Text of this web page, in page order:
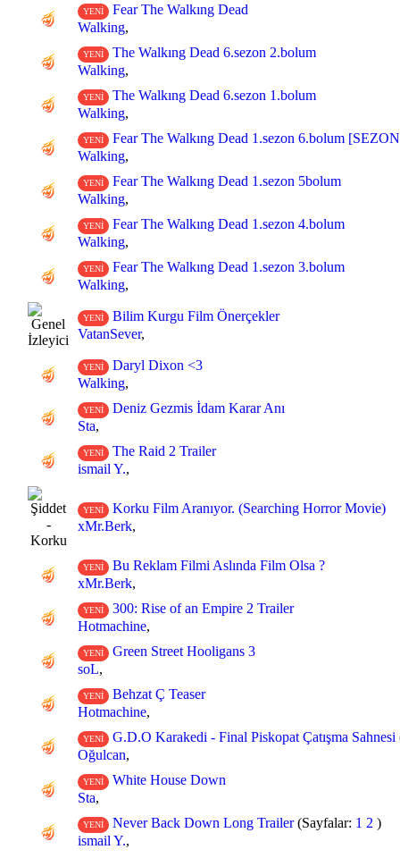
YENİ
Fear The Walkıng Dead
Walking,
YENİ
The Walkıng Dead 6.sezon 2.bolum
Walking,
YENİ
The Walkıng Dead 6.sezon 1.bolum
Walking,
YENİ
Fear The Walkıng Dead 1.sezon 6.bolum
Walking,
YENİ
Fear The Walkıng Dead 1.sezon 5bolum
Walking,
YENİ
Fear The Walkıng Dead 1.sezon 4.bolum
Walking,
YENİ
Fear The Walkıng Dead 1.sezon 3.bolum
Walking,
YENİ
Bilim Kurgu Film Önerçekler
VatanSever,
YENİ
Daryl Dixon <3
Walking,
YENİ
Deniz Gezmis İdam Karar Anı
Sta,
YENİ
The Raid 2 Trailer
ismail Y.,
YENİ
Korku Film Aranıyor. (Searching Horror Movie)
xMr.Berk,
YENİ
Bu Reklam Filmi Aslında Film Olsa ?
xMr.Berk,
YENİ
300: Rise of an Empire 2 Trailer
Hotmachine,
YENİ
Green Street Hooligans 3
soL,
YENİ
Behzat Ç Teaser
Hotmachine,
YENİ G.D.O Karakedi - Final Piskopat Çatışma Sahnesi
Oğulcan,
YENİ
White House Down
Sta,
YENİ Never Back Down Long Trailer (Sayfalar: 1 2 )
ismail Y.,